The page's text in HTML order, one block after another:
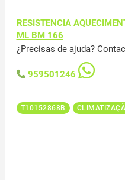
RESISTENCIA
ML BM 166
¿Precisas de ajuda?
959501246
T10152868B